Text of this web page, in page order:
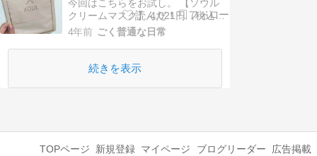
あるクリアで弾む肌へ 導いてくれる
よ。 加水分解コンキオリン液、グリ
セリンなどの パールシェルエキスも
今回はこちらをお試し。 【ソウル
クリームマスク】 4,021円（税込
み）（BOXプラン購入時） 「XOUL
JAPAN様の2週間チャレンジに参加
感動の保湿力で肌を内側から柔らか
種類もの美容成分を含んだ美容液…
4年前 ごく普通な日常
続きを表示
TOPページ 新規登録 マイページ ブログリーダー 広告掲載